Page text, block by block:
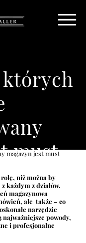
których
must
magazyn jest must
niż można by
każdym z działów.
magazynowa
ale także – co
narzędzie
najważniejsze powody,
i profesjonalne